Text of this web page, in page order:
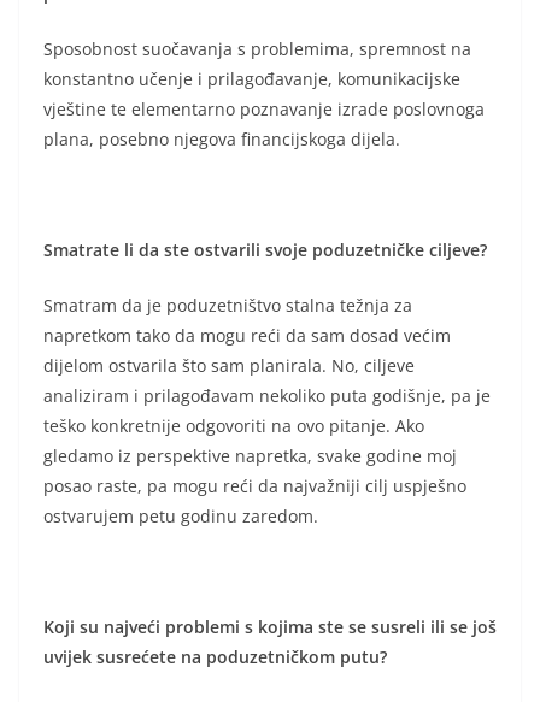
Sposobnost suočavanja s problemima, spremnost na
konstantno učenje i prilagođavanje, komunikacijske
vještine te elementarno poznavanje izrade poslovnoga
plana, posebno njegova financijskoga dijela.
Smatrate li da ste ostvarili svoje poduzetničke ciljeve?
Smatram da je poduzetništvo stalna težnja za
napretkom tako da mogu reći da sam dosad većim
dijelom ostvarila što sam planirala. No, ciljeve
analiziram i prilagođavam nekoliko puta godišnje, pa je
teško konkretnije odgovoriti na ovo pitanje. Ako
gledamo iz perspektive napretka, svake godine moj
posao raste, pa mogu reći da najvažniji cilj uspješno
ostvarujem petu godinu zaredom.
Koji su najveći problemi s kojima ste se susreli ili se još
uvijek susrećete na poduzetničkom putu?